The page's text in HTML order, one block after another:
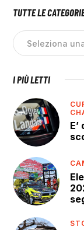
TUTTE LE
I PIÙ LETTI